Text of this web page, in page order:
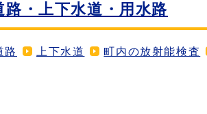
路・上下水道・用水路
路 上下水道 町内の放射能検査